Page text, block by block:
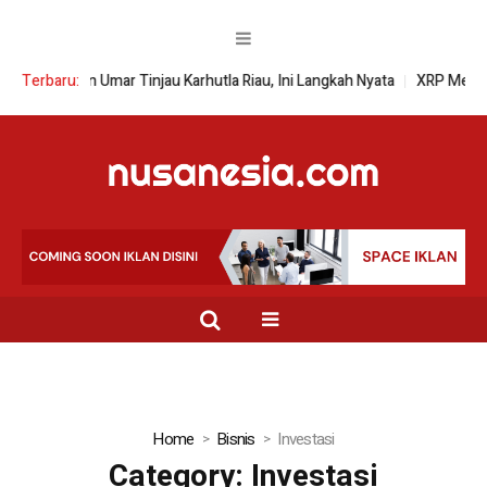
Terbaru:
Umar Tinjau Karhutla Riau, Ini Langkah Nyata XRP Meroket! Apa
Home Bisnis Investasi
Category: Investasi